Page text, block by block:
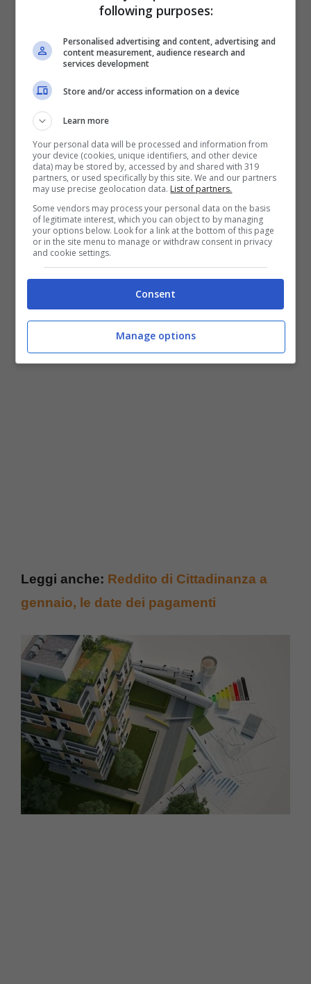
case popolari (Iacp) comunque denominati o
altri enti che rispondono ai requisiti della
legislazione europea in materia di “in house
providing” su immobili, di loro proprietà
ovvero gestiti per conto dei comuni, adibiti ad
edilizia residenziale pubblica; cooperative di
abitazione a proprietà indivisa su immobili
dalle stesse posseduti e assegnati in
godimento ai propri soci; onlus, associazioni
di volontariato e associazioni di promozione
sociali e associazioni e società sportive
dilettantistiche, limitatamente ai lavori
destinati ai soli immobili o parti di immobili
adibiti a spogliatoi.
Leggi anche: Reddito di Cittadinanza a
gennaio, le date dei pagamenti
following purposes:
Personalised advertising and content, advertising and
content measurement, audience research and
services development
Store and/or access information on a device
Learn more
Your personal data will be processed and information from
your device (cookies, unique identifiers, and other device
data) may be stored by, accessed by and shared with 319
partners, or used specifically by this site. We and our partners
may use precise geolocation data. List of partners.
Some vendors may process your personal data on the basis
of legitimate interest, which you can object to by managing
your options below. Look for a link at the bottom of this page
or in the site menu to manage or withdraw consent in privacy
and cookie settings.
Consent
Manage options